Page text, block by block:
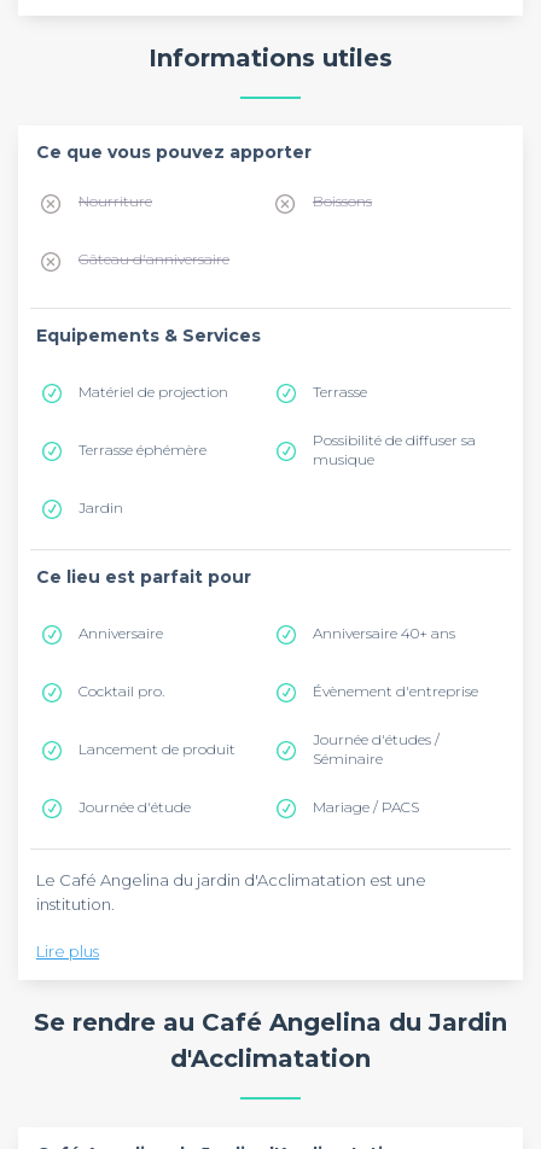
Informations utiles
Ce que vous pouvez apporter
Nourriture Boissons
Gâteau d'anniversaire
Equipements & Services
Matériel de projection Terrasse
Terrasse éphémère
Possibilité de diffuser sa
musique
Jardin
Ce lieu est parfait pour
Anniversaire Anniversaire 40+ ans
Cocktail pro. Évènement d'entreprise
Lancement de produit
Journée d'études /
Séminaire
Journée d'étude Mariage / PACS
Le Café Angelina du jardin d'Acclimatation est une
institution.
Vous pourrez y privatiser la superbe terrasse et/ou le salon
de thé à l'intérieur pour tous vos évènements professionnels
L'équipe saura répondre à tous vos besoins en terme
Lire plus
Se rendre au Café Angelina du Jardin
d'Acclimatation